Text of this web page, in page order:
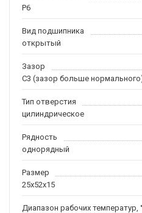
P6
Вид подшипника
открытый
Зазор
C3 (зазор больше
Тип отверстия
цилиндрическое
Рядность
однорядный
Размер
25x52x15
Диапазон рабочих температур,